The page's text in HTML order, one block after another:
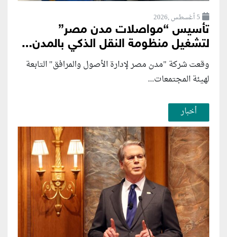
5 أغسطس ,2026
تأسيس “مواصلات مدن مصر”
لتشغيل منظومة النقل الذكي بالمدن...
وقعت شركة "مدن مصر لإدارة الأصول والمرافق" التابعة
لهيئة المجتمعات...
أخبار